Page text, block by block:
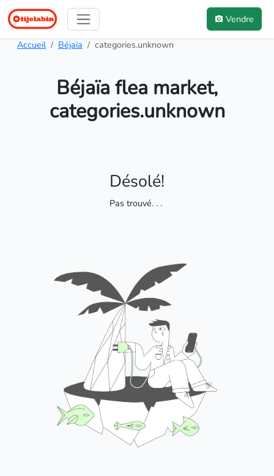
Vendre
Accueil Béjaïa categories.unknown
Béjaïa flea market,
categories.unknown
Désolé!
Pas trouvé. . .